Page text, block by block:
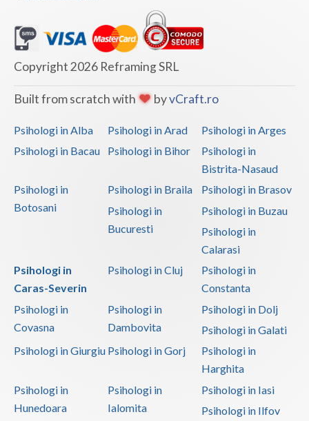
Copyright 2026 Reframing SRL
Built from scratch with byvCraft.ro
Psihologi in Alba Psihologi in Arad
Psihologi in Arges
Psihologi in Bacau
Psihologi in Bihor
Psihologi in
Bistrita-Nasaud
Psihologi in
Botosani
Psihologi in Braila
Psihologi in Brasov
Psihologi in
Bucuresti
Psihologi in Buzau
Psihologi in
Calarasi
Psihologi in
Caras-Severin
Psihologi in Cluj
Psihologi in
Constanta
Psihologi in
Covasna
Psihologi in
Dambovita
Psihologi in Dolj
Psihologi in Galati
Psihologi in Giurgiu Psihologi in Gorj
Psihologi in
Harghita
Psihologi in
Hunedoara
Psihologi in
Ialomita
Psihologi in Iasi
Psihologi in Ilfov